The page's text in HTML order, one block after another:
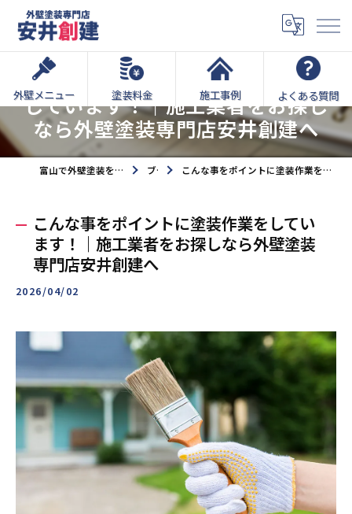
外壁メニュー 塗装料金 施工事例 よくある質問
こんな事をポイントに塗装作業を
しています！｜施工業者をお探し
なら外壁塗装専門店安井創建へ
富山で外壁塗装をするなら外壁塗装専門店安井創建へ ブログ こんな事をポイントに塗装作業をしています！｜施工業者をお探しなら外壁塗装専門店安井創建へ
こんな事をポイントに塗装作業をしてい
ます！｜施工業者をお探しなら外壁塗装
専門店安井創建へ
2026/04/02